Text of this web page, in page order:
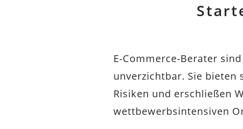
E-Commerce-Berater
unverzichtbar. Sie
Risiken und erschließen
wettbewerbsintensiven